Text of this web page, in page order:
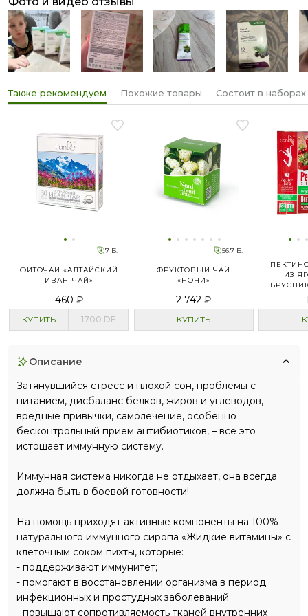
Также рекомендуем Похожие товары Состоит в наборах
7 Б.
ФИТОЧАЙ «АЛТАЙСКИЙ
ИВАН-ЧАЙ»
460 ₽
КУПИТЬ 1700 DE
56.7 Б.
ФРУКТОВЫЙ ЧАЙ
«НОНИ»
2 742 ₽
КУПИТЬ
ИЗ
описание
Затянувшийся стресс и плохой сон, проблемы с
питанием, дисбаланс белков, жиров и углеводов,
вредные привычки, самолечение, особенно
бесконтрольный прием антибиотиков, – все это
истощает иммунную систему.
Иммунная система никогда не отдыхает, она всегда
должна быть в боевой готовности!
На помощь приходят активные компоненты на 100%
натурального иммунного сиропа «Жидкие витамины» с
клеточным соком пихты, которые:
- поддерживают иммунитет;
- помогают в восстановлении организма в период
инфекционных и простудных заболеваний;
- повышают сопротивляемость тканей внутренних